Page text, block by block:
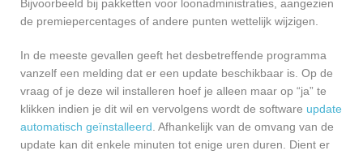
Bijvoorbeeld bij pakketten voor loonadministraties, aangezien
de premiepercentages of andere punten wettelijk wijzigen.
In de meeste gevallen geeft het desbetreffende programma
vanzelf een melding dat er een update beschikbaar is. Op de
vraag of je deze wil installeren hoef je alleen maar op “ja” te
klikken indien je dit wil en vervolgens wordt de software update
automatisch geïnstalleerd. Afhankelijk van de omvang van de
update kan dit enkele minuten tot enige uren duren. Dient er